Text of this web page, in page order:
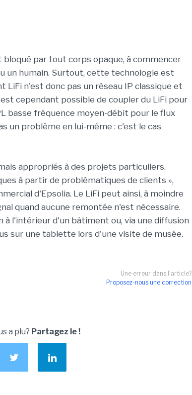
par tout corps opaque, à commencer
un humain. Surtout, cette technologie est
LiFi n'est donc pas un réseau IP classique et
cependant possible de coupler du LiFi pour
basse fréquence moyen-débit pour le flux
un problème en lui-même : c'est le cas
appropriés à des projets particuliers.
à partir de problématiques de clients »,
d'Epsolia. Le LiFi peut ainsi, à moindre
quand aucune remontée n'est nécessaire.
à l'intérieur d'un bâtiment ou, via une diffusion
sur une tablette lors d'une visite de musée.
Une erreur dans l'article?
Proposez-nous une correction
a plu? Partagez le !